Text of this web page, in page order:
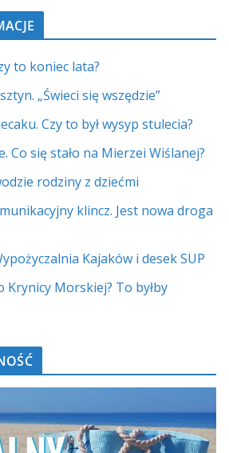
to koniec lata?
„Świeci się wszędzie”
Czy to był wysyp stulecia?
Co się stało na Mierzei Wiślanej?
rodziny z dziećmi
klincz. Jest nowa droga
Kajaków i desek SUP
Krynicy Morskiej? To byłby